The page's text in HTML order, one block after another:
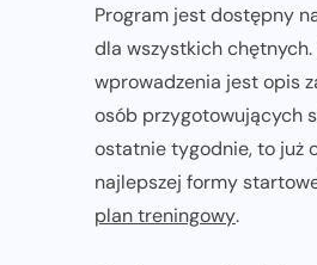
Program jest dostępny
dla wszystkich
wprowadzenia jest opis
osób przygotowujących
ostatnie tygodnie, to już
najlepszej formy
plan treningowy.